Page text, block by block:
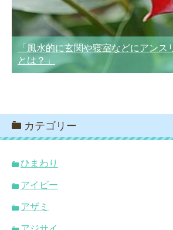
「風水的に玄関や寝室などにアンス
とは？」
カテゴリー
ひまわり
アイビー
アザミ